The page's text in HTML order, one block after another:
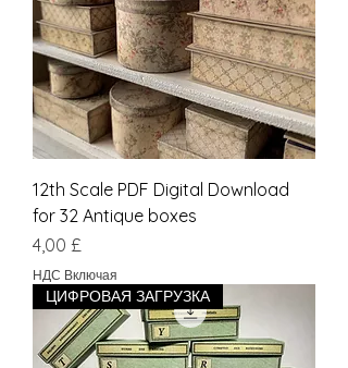
12th Scale PDF Digital Download
for 32 Antique boxes
Цена
4,00 £
НДС Включая
ЦИФРОВАЯ ЗАГРУЗКА